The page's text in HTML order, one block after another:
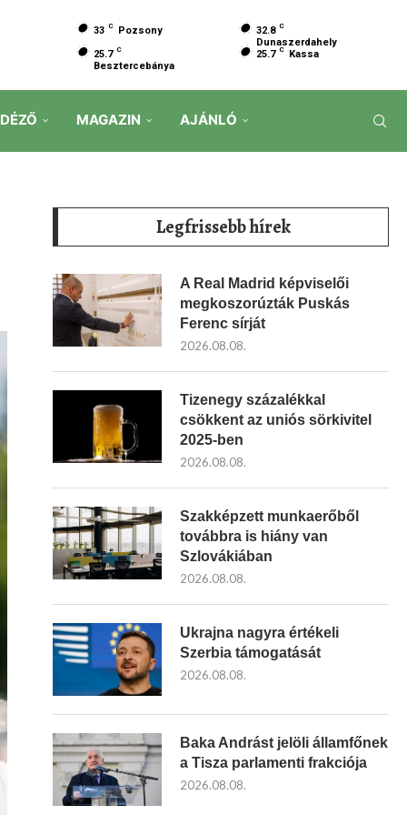
33 C Pozsony 32.8 C
Dunaszerdahely
25.7 C
Besztercebánya
25.7 C Kassa
MAGAZIN AJÁNLÓ
Legfrissebb hírek
A Real Madrid képviselői
megkoszorúzták Puskás
Ferenc sírját
2026.08.08.
Tizenegy százalékkal
csökkent az uniós sörkivitel
2025-ben
2026.08.08.
Szakképzett munkaerőből
továbbra is hiány van
Szlovákiában
2026.08.08.
Ukrajna nagyra értékeli
Szerbia támogatását
2026.08.08.
Baka Andrást jelöli államfőnek
a Tisza parlamenti frakciója
2026.08.08.